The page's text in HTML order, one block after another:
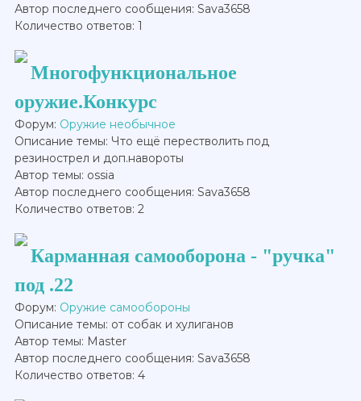
Автор последнего сообщения: Sava3658
Количество ответов: 1
Многофункциональное
оружие.Конкурс
Форум: Оружие необычное
Описание темы: Что ещё перестволить под
резинострел и доп.навороты
Автор темы: ossia
Автор последнего сообщения: Sava3658
Количество ответов: 2
Карманная самооборона - "ручка"
под .22
Форум: Оружие самообороны
Описание темы: от собак и хулиганов
Автор темы: Master
Автор последнего сообщения: Sava3658
Количество ответов: 4